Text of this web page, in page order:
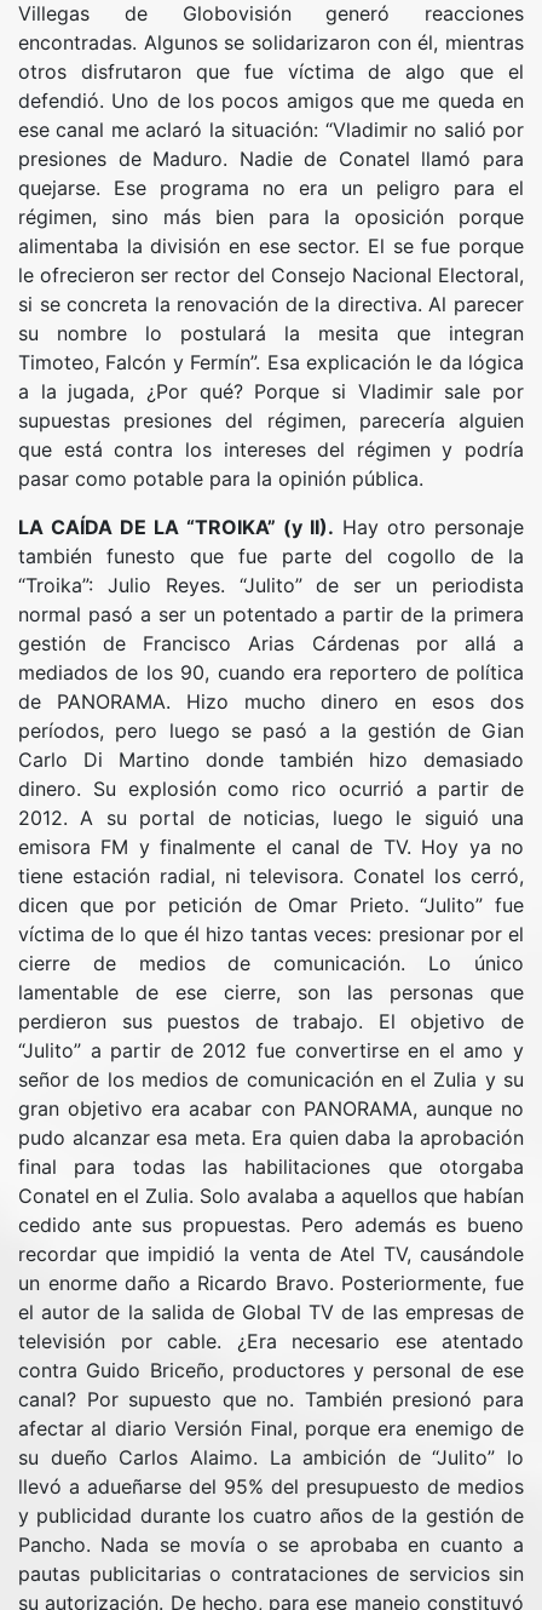
Villegas de Globovisión generó reacciones
encontradas. Algunos se solidarizaron con él, mientras
otros disfrutaron que fue víctima de algo que el
defendió. Uno de los pocos amigos que me queda en
ese canal me aclaró la situación: “Vladimir no salió por
presiones de Maduro. Nadie de Conatel llamó para
quejarse. Ese programa no era un peligro para el
régimen, sino más bien para la oposición porque
alimentaba la división en ese sector. El se fue porque
le ofrecieron ser rector del Consejo Nacional Electoral,
si se concreta la renovación de la directiva. Al parecer
su nombre lo postulará la mesita que integran
Timoteo, Falcón y Fermín”. Esa explicación le da lógica
a la jugada, ¿Por qué? Porque si Vladimir sale por
supuestas presiones del régimen, parecería alguien
que está contra los intereses del régimen y podría
pasar como potable para la opinión pública.
LA CAÍDA DE LA “TROIKA” (y II). Hay otro personaje
también funesto que fue parte del cogollo de la
“Troika”: Julio Reyes. “Julito” de ser un periodista
normal pasó a ser un potentado a partir de la primera
gestión de Francisco Arias Cárdenas por allá a
mediados de los 90, cuando era reportero de política
de PANORAMA. Hizo mucho dinero en esos dos
períodos, pero luego se pasó a la gestión de Gian
Carlo Di Martino donde también hizo demasiado
dinero. Su explosión como rico ocurrió a partir de
2012. A su portal de noticias, luego le siguió una
emisora FM y finalmente el canal de TV. Hoy ya no
tiene estación radial, ni televisora. Conatel los cerró,
dicen que por petición de Omar Prieto. “Julito” fue
víctima de lo que él hizo tantas veces: presionar por el
cierre de medios de comunicación. Lo único
lamentable de ese cierre, son las personas que
perdieron sus puestos de trabajo. El objetivo de
“Julito” a partir de 2012 fue convertirse en el amo y
señor de los medios de comunicación en el Zulia y su
gran objetivo era acabar con PANORAMA, aunque no
pudo alcanzar esa meta. Era quien daba la aprobación
final para todas las habilitaciones que otorgaba
Conatel en el Zulia. Solo avalaba a aquellos que habían
cedido ante sus propuestas. Pero además es bueno
recordar que impidió la venta de Atel TV, causándole
un enorme daño a Ricardo Bravo. Posteriormente, fue
el autor de la salida de Global TV de las empresas de
televisión por cable. ¿Era necesario ese atentado
contra Guido Briceño, productores y personal de ese
canal? Por supuesto que no. También presionó para
afectar al diario Versión Final, porque era enemigo de
su dueño Carlos Alaimo. La ambición de “Julito” lo
llevó a adueñarse del 95% del presupuesto de medios
y publicidad durante los cuatro años de la gestión de
Pancho. Nada se movía o se aprobaba en cuanto a
pautas publicitarias o contrataciones de servicios sin
su autorización. De hecho, para ese manejo constituyó